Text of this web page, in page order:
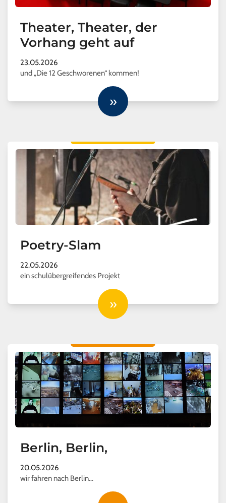
Theater, Theater, der
Vorhang geht auf
23.05.2026
und „Die 12 Geschworenen“ kommen!
»
Poetry-Slam
22.05.2026
ein schulübergreifendes Projekt
»
Berlin, Berlin,
20.05.2026
wir fahren nach Berlin…